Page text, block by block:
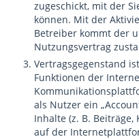
zugeschickt, mit der
können. Mit der
Betreiber kommt der
Nutzungsvertrag
Vertragsgegenstand
Funktionen der
als Nutzer ein
Inhalte (z. B.
auf der